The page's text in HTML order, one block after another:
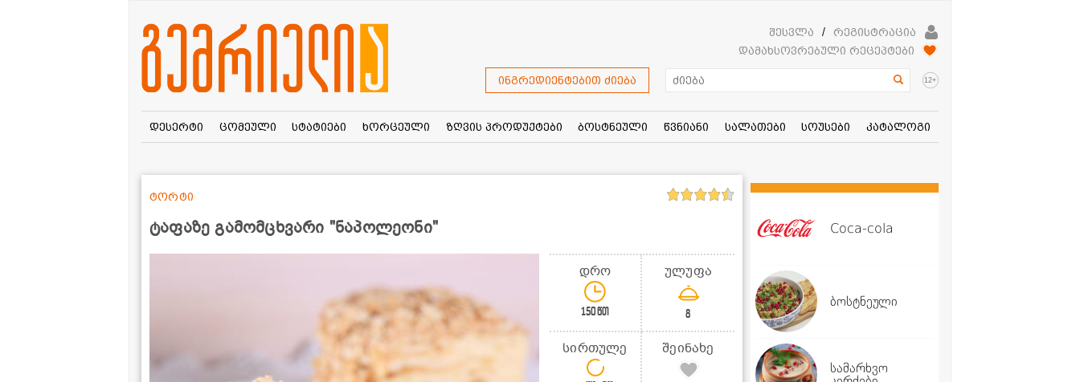
შესვლა /
რეგისტრაცია
დამახსოვრებული რეცეპტები
ინგრედიენტებით ძიება 12+
დესერტი ცომეული სტატიები ხორცეული ზღვის პროდუქტები ბოსტნეული წვნიანი სალათები სოუსები კატალოგი
ტაფაზე გამომცხვარი "ნაპოლეონი"
ტორტი
დრო
150წთ
ულუფა
8
სირთულე შეინახე
Coca-cola
ბოსტნეული
სამარხვო